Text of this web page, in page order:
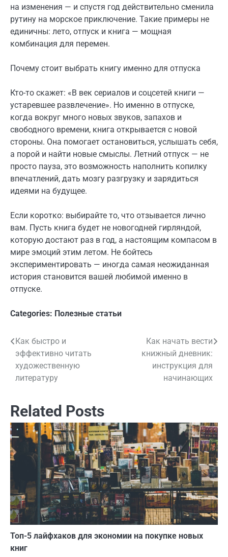
на изменения — и спустя год действительно сменила
рутину на морское приключение. Такие примеры не
единичны: лето, отпуск и книга — мощная
комбинация для перемен.
Почему стоит выбрать книгу именно для отпуска
Кто-то скажет: «В век сериалов и соцсетей книги —
устаревшее развлечение». Но именно в отпуске,
когда вокруг много новых звуков, запахов и
свободного времени, книга открывается с новой
стороны. Она помогает остановиться, услышать себя,
а порой и найти новые смыслы. Летний отпуск — не
просто пауза, это возможность наполнить копилку
впечатлений, дать мозгу разгрузку и зарядиться
идеями на будущее.
Если коротко: выбирайте то, что отзывается лично
вам. Пусть книга будет не новогодней гирляндой,
которую достают раз в год, а настоящим компасом в
мире эмоций этим летом. Не бойтесь
экспериментировать — иногда самая неожиданная
история становится вашей любимой именно в
отпуске.
Categories: Полезные статьи
Навигация
по
записям
Как быстро и
эффективно читать
художественную
литературу
Как начать вести
книжный дневник:
инструкция для
начинающих
Related Posts
Топ-5 лайфхаков для экономии на покупке новых
книг